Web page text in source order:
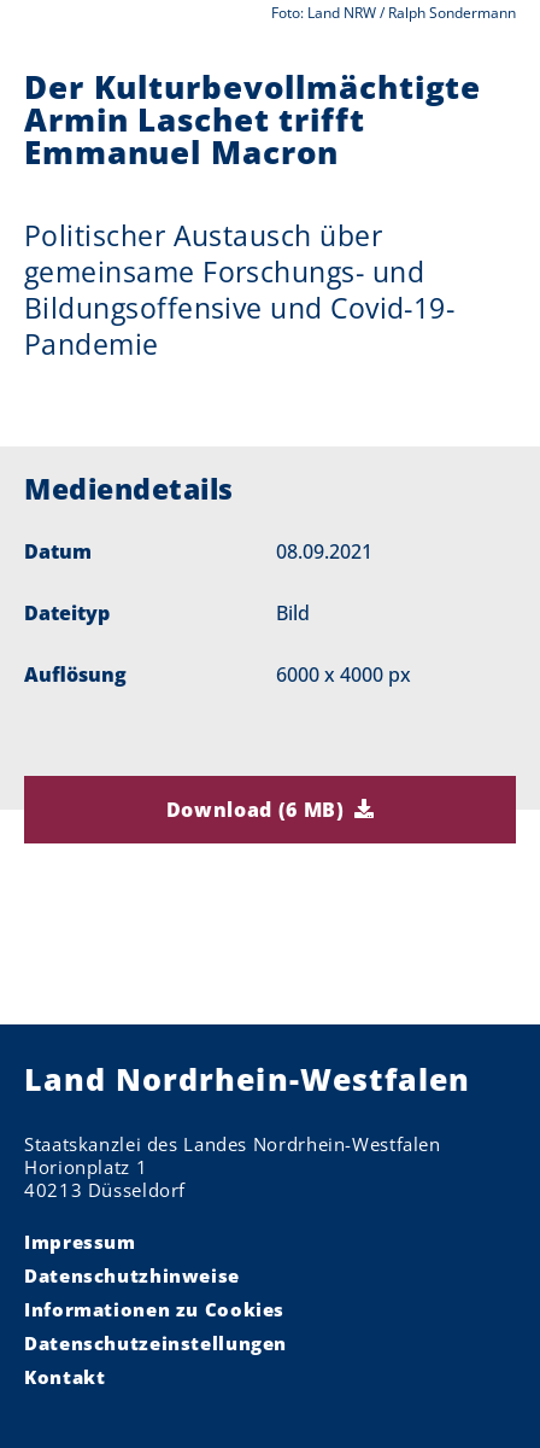
e
r
Foto: Land NRW / Ralph Sondermann
Der Kulturbevollmächtigte
Armin Laschet trifft
Emmanuel Macron
Politischer Austausch über
gemeinsame Forschungs- und
Bildungsoffensive und Covid-19-
Pandemie
Mediendetails
Datum 08.09.2021
Dateityp Bild
Auflösung 6000 x 4000 px
Download (6 MB)
Land Nordrhein-Westfalen
Staatskanzlei des Landes Nordrhein-Westfalen
Horionplatz 1
40213 Düsseldorf
Impressum
Datenschutzhinweise
Informationen zu Cookies
Datenschutzeinstellungen
Kontakt